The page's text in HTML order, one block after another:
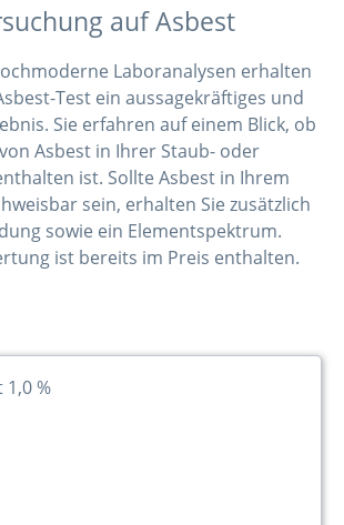
auf Asbest
Laboranalysen erhalten
Test ein aussagekräftiges und
Sie erfahren auf einem Blick, ob
Asbest in Ihrer Staub- oder
ist. Sollte Asbest in Ihrem
sein, erhalten Sie zusätzlich
sowie ein Elementspektrum.
ist bereits im Preis enthalten.